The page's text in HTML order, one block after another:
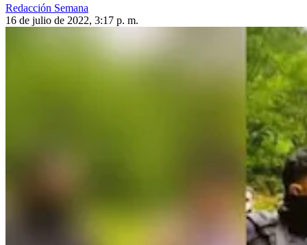
Redacción Semana
16 de julio de 2022, 3:17 p. m.